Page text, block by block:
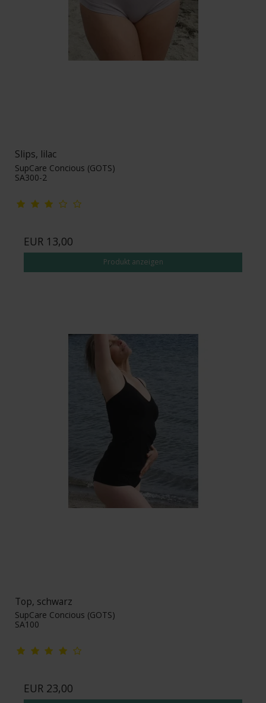
Slips, lilac
SupCare Concious (GOTS)
SA300-2
EUR 13,00
Produkt anzeigen
Top, schwarz
SupCare Concious (GOTS)
SA100
EUR 23,00